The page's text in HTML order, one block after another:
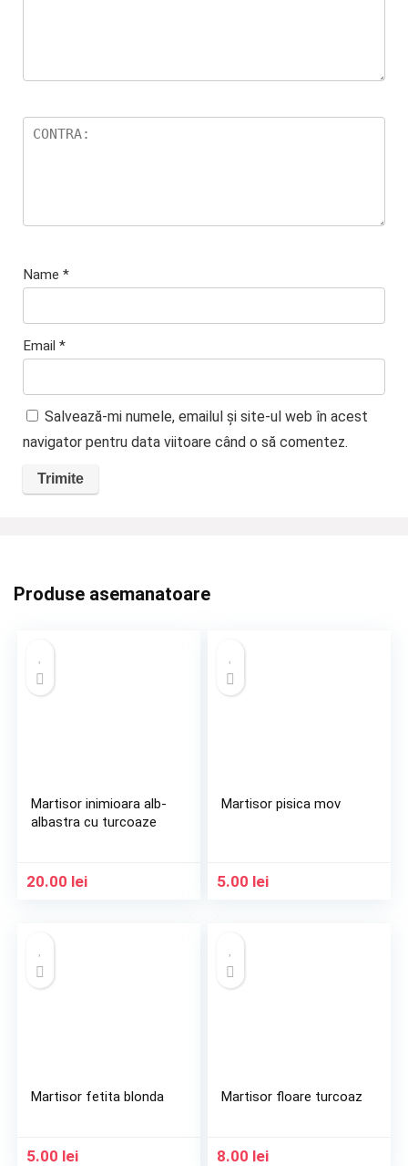
Name *
Email *
Salvează-mi numele, emailul și site-ul web în acest
navigator pentru data viitoare când o să comentez.
Produse asemanatoare
Martisor inimioara alb-
albastra cu turcoaze
20.00 lei
Martisor pisica mov
5.00 lei
Martisor fetita blonda
5.00 lei
Martisor floare turcoaz
8.00 lei